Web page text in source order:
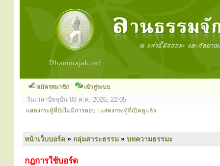
สมัครสมาชิก เข้าสู่ระบบ
วันเวลาปัจจุบัน 08 ส.ค. 2026, 22:05
แสดงกระทู้ที่ยังไม่มีการตอบ แสดงกระทู้ที่เปิดดูแล้ว
หน้าเว็บบอร์ด » กลุ่มสาระธรรม » บทความธรรมะ
กฎการใช้บอร์ด